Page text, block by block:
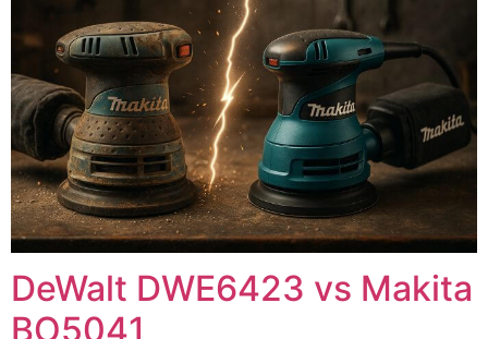
DeWalt DWE6423 vs Makita
BO5041